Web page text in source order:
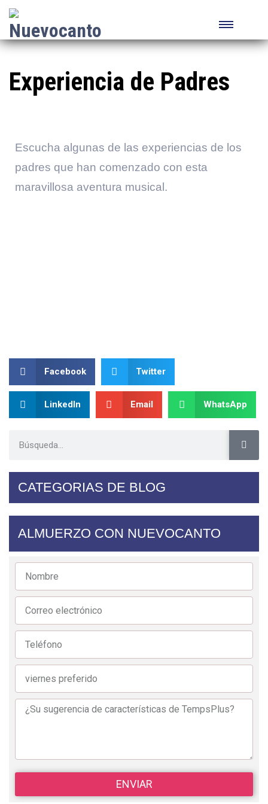
Experiencia de Padres
Escucha algunas de las experiencias de los
padres que han comenzado con esta
maravillosa aventura musical.
Facebook Twitter
LinkedIn Email WhatsApp
CATEGORIAS DE BLOG
ALMUERZO CON NUEVOCANTO
ENVIAR